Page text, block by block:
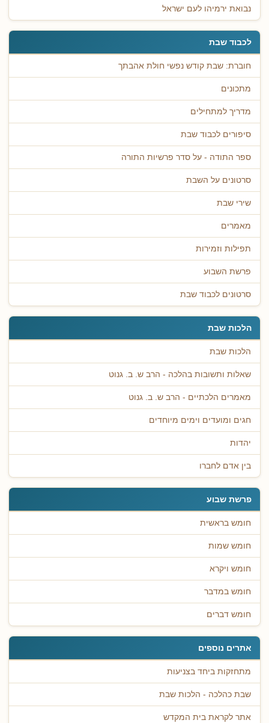
נבואת ירמיהו לעם ישראל
לכבוד שבת
חוברת: שבת קודש נפשי חולת אהבתך
מתכונים
מדריך למתחילים
סיפורים לכבוד שבת
ספר התודה - על סדר פרשיות התורה
סרטונים על השבת
שירי שבת
מאמרים
תפילות וזמירות
פרשת השבוע
סרטונים לכבוד שבת
הלכות שבת
הלכות שבת
שאלות ותשובות בהלכה - הרב ש. ב. גנוט
מאמרים הלכתיים - הרב ש. ב. גנוט
חגים ומועדים וימים מיוחדים
יהדות
בין אדם לחברו
פרשת שבוע
חומש בראשית
חומש שמות
חומש ויקרא
חומש במדבר
חומש דברים
אתרים נוספים
מתחזקות ביחד בצניעות
שבת כהלכה - הלכות שבת
אתר לקראת בית המקדש